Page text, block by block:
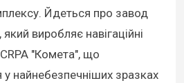
Йдеться про завод
виробляє навігаційні
"Комета", що
найнебезпечніших зразках